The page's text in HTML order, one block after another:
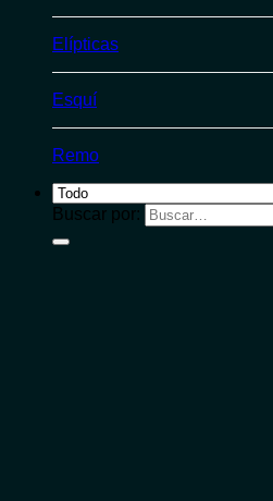
Elípticas
Esquí
Remo
Buscar por: